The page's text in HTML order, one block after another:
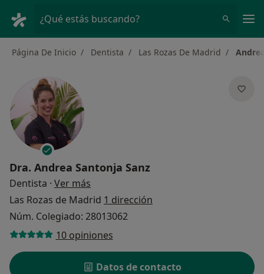
¿Qué estás buscando?
Página De Inicio Dentista Las Rozas De Madrid
Dra. Andrea Santonja Sanz
Dentista · Ver más
Las Rozas de Madrid 1 dirección
Núm. Colegiado: 28013062
10 opiniones
Datos de contacto